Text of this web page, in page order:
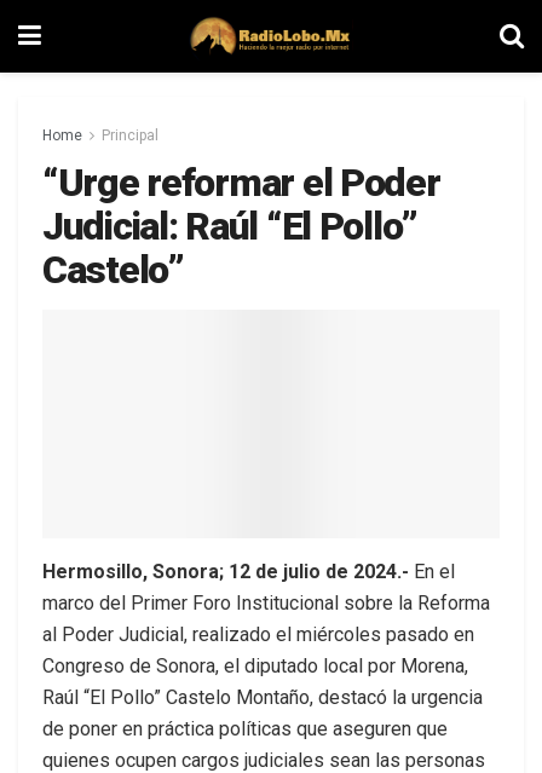
Home Principal
“Urge reformar el Poder
Judicial: Raúl “El Pollo”
Castelo”
Hermosillo, Sonora; 12 de julio de 2024.- En el
marco del Primer Foro Institucional sobre la Reforma
al Poder Judicial, realizado el miércoles pasado en
Congreso de Sonora, el diputado local por Morena,
Raúl “El Pollo” Castelo Montaño, destacó la urgencia
de poner en práctica políticas que aseguren que
quienes ocupen cargos judiciales sean las personas